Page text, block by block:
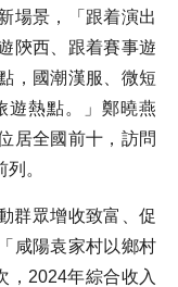
場景，「跟着演出
陝西、跟着賽事遊
，國潮漢服、微短
遊熱點。」鄭曉燕
居全國前十，訪問
。
群眾增收致富、促
咸陽袁家村以鄉村
，2024年綜合收入